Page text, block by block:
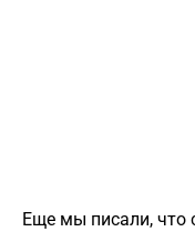
Еще мы писали, что